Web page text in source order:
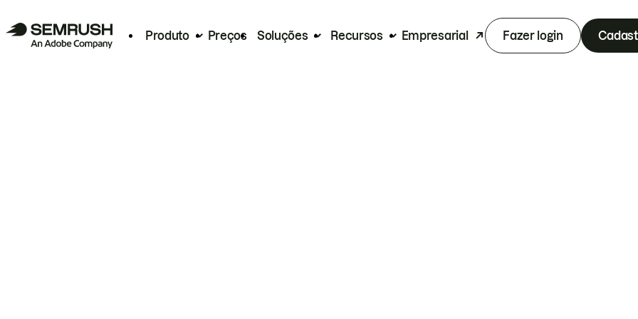
Produto Preços Soluções Recursos Empresarial Fazer login